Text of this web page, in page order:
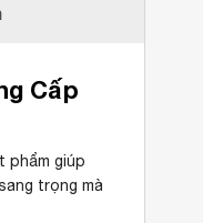
Cấp
phẩm giúp
trọng mà